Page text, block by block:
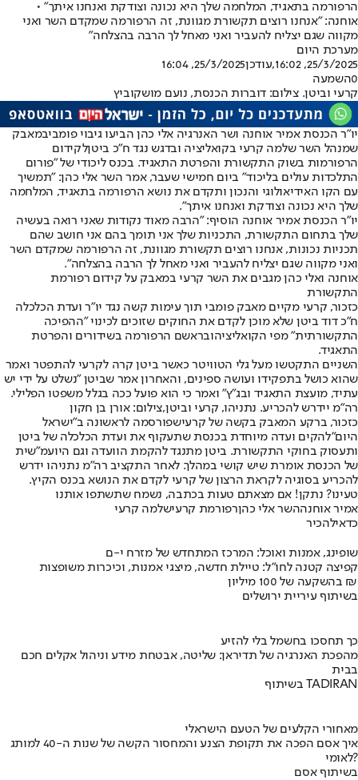
הרפורמה בתאגיד, המלחמה שלך היא נכונה וצודקת ואנחנו איתך" •
אוחנה: "אנחנו רוצים תקשורת מגוונת, זה הרפורמה שמקדם השר ואני
מקווה שגם יצליח להעביר ואני מאחל לך הרבה בהצלחה"
מערכת היום
25/3/2025, 16:02
,עודכן25/3/2025, 16:04
0השמעה
קרעי וביטן. צילום: דוברות הכנסת, נועם מושקוביץ
יו"ר הכנסת אמיר אוחנה ושר האנרגיה אלי כהן הביעו גיבוי פומביבמאבק
שמנהל השר שלמה קרעי בקואליציה ובדגש נגד ח"כ ביטןלקידום
הרפורמות בשוק התקשורת והפרטת התאגיד. בכנס ליכודי של "פורום
התלכדות עולים בליכוד" ביום חמישי שעבר, אמר השר אלי כהן: "תמשיך
עם הקו האידיאולוגי והנכון ותקדם את נושא הרפורמה בתאגיד, המלחמה
שלך היא נכונה וצודקת ואנחנו איתך".
יו"ר הכנסת אמיר אוחנה הוסיף: "הרבה מאוד נקודות שאני רואה בעשיה
שלך בתחום התקשורת, התכניות שלך אני תומך בהם אני חושב שהם
תכניות נכונות, אנחנו רוצים תקשורת מגוונת, זה הרפורמה שמקדם השר
ואני מקווה שגם יצליח להעביר ואני מאחל לך הרבה בהצלחה".
אוחנה ואלי כהן מגבים את השר קרעי במאבק על קידום רפורמת
התקשורת
כזכור, קרעי מקיים מאבק פומבי תוך עימות קשה נגד יו"ר ועדת הכלכלה
ח"כ דוד ביטן שלא מוכן לקדם את החוקים שזוכים לכינוי "ההפיכה
התקשורתית" מפי הקואליציהובראשם הרפורמה בשידורים והפרטת
התאגיד.
השניים התקטשו מעל גלי הטוויטר כאשר ביטן קרה לקרעי להתפטר ואמר
שהוא כושל בתפקידו ועושה ספינים, והאחרון אמר שביטן "נשלט על ידי יש
עתיד, מועצת התאגיד ובג"ץ" ואמר כי הוא פועל ככה בגלל משפטו הפלילי.
רה"מ יידרש להכריע. נתניהו, קרעי וביטן,צילום: אורן בן חקון
כזכור, ברקע המאבק בקשה של קרעישפורסמה לראשונה ב"ישראל
היום"להקים ועדה מיוחדת בכנסת שתעקוף את ועדת הכלכלה של ביטן
ותעסוק בחוקי התקשורת. ביטן מתנגד להקמת הוועדה וגם היועמ"שית
של הכנסת אומרת שיש קושי במהלך. לאחר התקציב רה"מ נתניהו ידרש
להכריע בסוגיה לקראת הרצון של קרעי לקדם את הנושא בכנס הקיץ.
טעינו? נתקן! אם מצאתם טעות בכתבה, נשמח שתשתפו אותנו
אמיר אוחנההשר אלי כהןרפורמת קרעישלמה קרעי
כדאילהכיר
שופינג, אמנות ואוכל: המרכז המתחדש של מזרח י-ם
קפיצה קטנה לחו"ל: טיילת חדשה, מיצגי אמנות, וכיכרות משופצות
בהשקעה של 100 מיליון ₪
בשיתוף עיריית ירושלים
כך תחסכו בחשמל בלי להזיע
מהפכת האנרגיה של תדיראן: שליטה, אבטחת מידע וניהול אקלים חכם
בבית
בשיתוף TADIRAN
מאחורי הקלעים של הטעם הישראלי
איך אסם הפכה את תקופת הצנע והמחסור הקשה של שנות ה-40 למותג
לאומי?
בשיתוף אסם